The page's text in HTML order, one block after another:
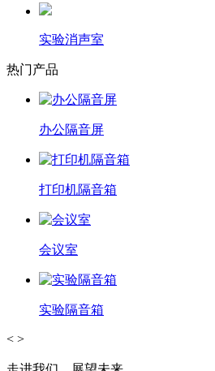
实验消声室
热门产品
办公隔音屏
打印机隔音箱
会议室
实验隔音箱
< >